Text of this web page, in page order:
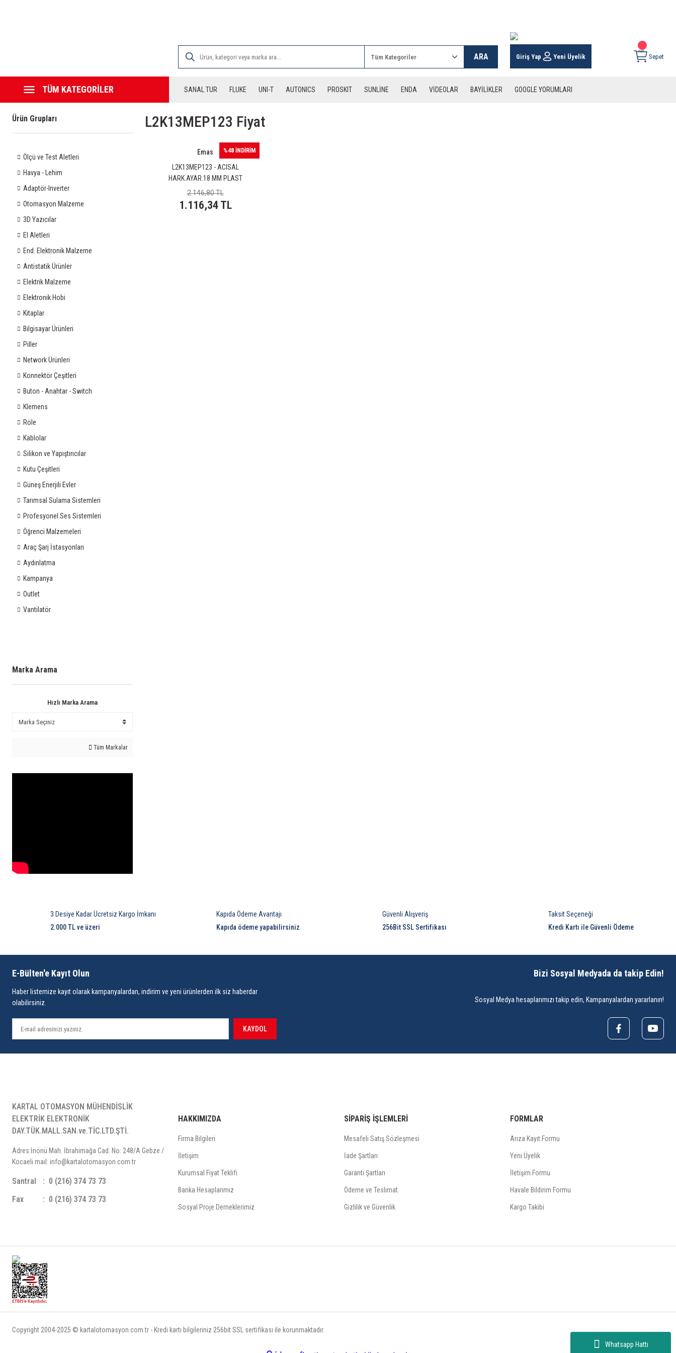
Whatsapp Hattı
ARA Giriş Yap Yeni Üyelik Sepet
TÜM KATEGORİLER SANAL TUR FLUKE UNI-T AUTONICS PROSKIT SUNLİNE ENDA VİDEOLAR BAYİLİKLER GOOGLE YORUMLARI
Ürün Grupları
Ölçü ve Test Aletleri
Havya - Lehim
Adaptör-Inverter
Otomasyon Malzeme
3D Yazıcılar
El Aletleri
End. Elektronik Malzeme
Antistatik Ürünler
Elektrik Malzeme
Elektronik Hobi
Kitaplar
Bilgisayar Ürünleri
Piller
Network Ürünleri
Konnektör Çeşitleri
Buton - Anahtar - Switch
Klemens
Röle
Kablolar
Silikon ve Yapıştırıcılar
Kutu Çeşitleri
Güneş Enerjili Evler
Tarımsal Sulama Sistemleri
Profesyonel Ses Sistemleri
Öğrenci Malzemeleri
Araç Şarj İstasyonları
Aydınlatma
Kampanya
Outlet
Vantilatör
Marka Arama
Hızlı Marka Arama
Tüm Markalar
L2K13MEP123 Fiyat
%48 İNDİRİM
Emas
L2K13MEP123 - ACISAL
HARK.AYAR.18 MM PLAST
MAK.UZUN DÖNER KOL
2.146,80 TL
1.116,34 TL
3 Desiye Kadar Ücretsiz Kargo İmkanı
2.000 TL ve üzeri
Kapıda Ödeme Avantajı
Kapıda ödeme yapabilirsiniz
Güvenli Alışveriş
256Bit SSL Sertifikası
Taksit Seçeneği
Kredi Kartı ile Güvenli Ödeme
E-Bülten'e Kayıt Olun
Haber listemize kayıt olarak kampanyalardan, indirim ve yeni ürünlerden ilk siz haberdar
olabilirsiniz.
KAYDOL
Bizi Sosyal Medyada da takip Edin!
Sosyal Medya hesaplarımızı takip edin, Kampanyalardan yararlanın!
KARTAL OTOMASYON MÜHENDİSLİK
ELEKTRİK ELEKTRONİK
DAY.TÜK.MALL.SAN.ve.TİC.LTD.ŞTİ.
Adres:İnönü Mah. İbrahimağa Cad. No: 248/A Gebze /
Kocaeli mail: info@kartalotomasyon.com.tr
Santral
0 (216) 374 73 73
Fax
0 (216) 374 73 73
HAKKIMIZDA
Firma Bilgileri
İletişim
Kurumsal Fiyat Teklifi
Banka Hesaplarımız
Sosyal Proje Derneklerimiz
SİPARİŞ İŞLEMLERİ
Mesafeli Satış Sözleşmesi
İade Şartları
Garanti Şartları
Ödeme ve Teslimat
Gizlilik ve Güvenlik
FORMLAR
Arıza Kayıt Formu
Yeni Üyelik
İletişim Formu
Havale Bildirim Formu
Kargo Takibi
Copyright 2004-2025 © kartalotomasyon.com.tr - Kredi kartı bilgileriniz 256bit SSL sertifikası ile korunmaktadır.